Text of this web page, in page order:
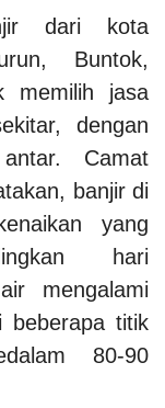
dari kota
Buntok,
memilih jasa
dengan
antar. Camat
banjir di
yang
hari
mengalami
beberapa titik
80-90